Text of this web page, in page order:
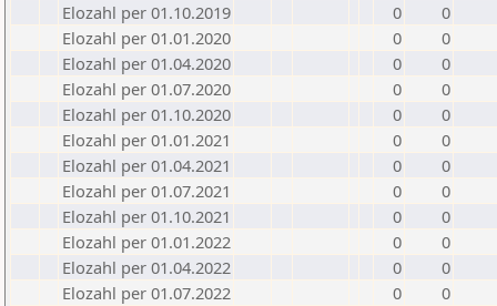
Elozahl per 01.10.2019
0
0
Elozahl per 01.01.2020
0
0
Elozahl per 01.04.2020
0
0
Elozahl per 01.07.2020
0
0
Elozahl per 01.10.2020
0
0
Elozahl per 01.01.2021
0
0
Elozahl per 01.04.2021
0
0
Elozahl per 01.07.2021
0
0
Elozahl per 01.10.2021
0
0
Elozahl per 01.01.2022
0
0
Elozahl per 01.04.2022
0
0
Elozahl per 01.07.2022
0
0